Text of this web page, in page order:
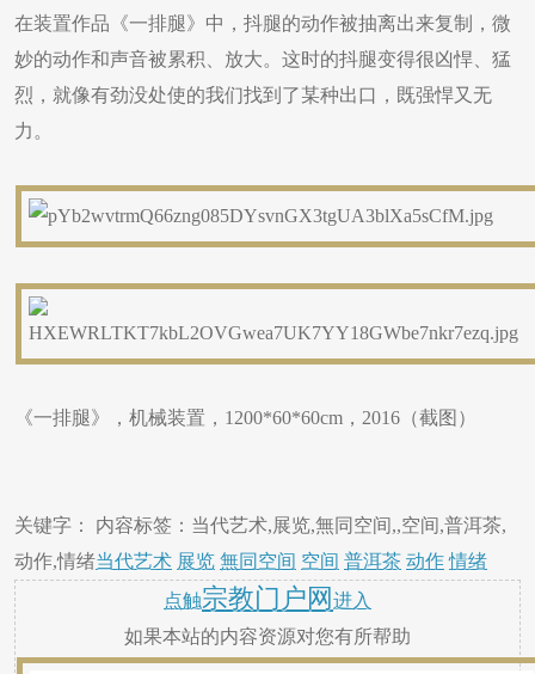
在装置作品《一排腿》中，抖腿的动作被抽离出来复制，微
妙的动作和声音被累积、放大。这时的抖腿变得很凶悍、猛
烈，就像有劲没处使的我们找到了某种出口，既强悍又无
力。
《一排腿》，机械装置，1200*60*60cm，2016（截图）
关键字： 内容标签：当代艺术,展览,無同空间,,空间,普洱茶,
动作,情绪当代艺术 展览 無同空间 空间 普洱茶 动作 情绪
点触宗教门户网 进入
如果本站的内容资源对您有所帮助